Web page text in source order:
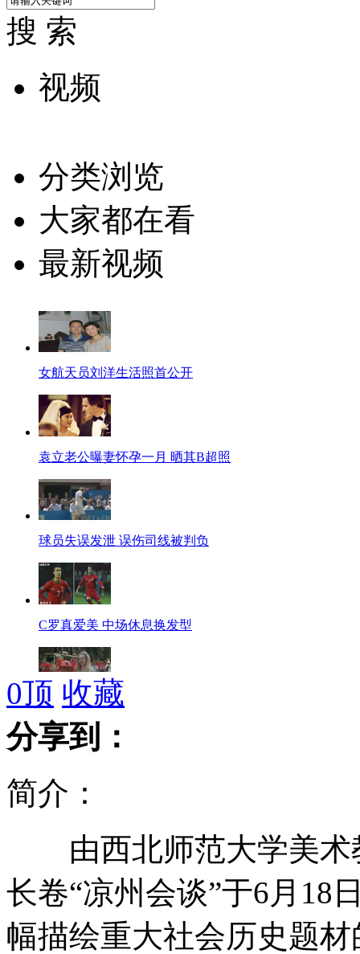
搜 索
视频
分类浏览
大家都在看
最新视频
女航天员刘洋生活照首公开
袁立老公曝妻怀孕一月 晒其B超照
球员失误发泄 误伤司线被判负
C罗真爱美 中场休息换发型
疯狂球迷？主持人录制节目受阻
撞狗开车离开 被定肇事逃逸
散打季军一脚踹死武校学生
0顶 收藏
分享到：
简介：
由西北师范大学美术
长卷“凉州会谈”于6月18
幅描绘重大社会历史题